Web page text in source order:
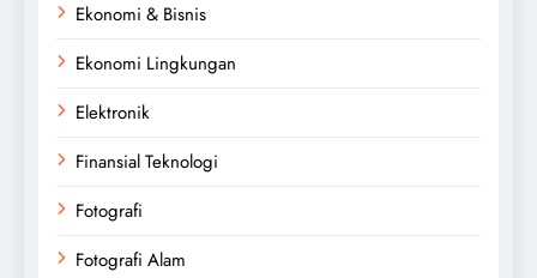
Ekonomi & Bisnis
Ekonomi Lingkungan
Elektronik
Finansial Teknologi
Fotografi
Fotografi Alam